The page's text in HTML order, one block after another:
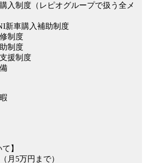
入制度（レピオグループで扱う全メ
新車購入補助制度
制度
制度
援制度
】
月5万円まで）